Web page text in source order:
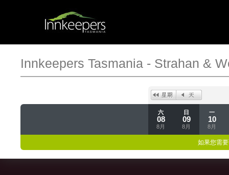
Innkeepers Tasmania - Strahan &
六
08
8月
日
09
8月
一
10
8月
如果您需